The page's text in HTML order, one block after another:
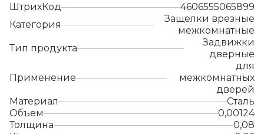
ШтрихКод
4606555065899
Категория
Защелки врезные
межкомнатные
Тип продукта
Задвижки
дверные
Применение
для
межкомнатных
дверей
Материал
Сталь
Объем
0,00124
Толщина
0,08